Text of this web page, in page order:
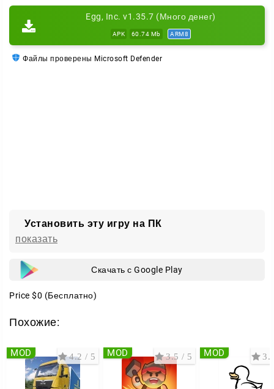
Стройте птичники, нанимайте водителей,
заказывайте исследования и развивайте хозяйство
до космических высот.
Egg, Inc. v1.35.7 (Много денег)
APK 60.74 Mb ARM8
Файлы проверены Microsoft Defender
Установить эту игру на ПК
показать
Скачать с Google Play
Price $0 (Бесплатно)
Похожие:
4.2 / 5
MOD 3.5 / 5
MOD MOD